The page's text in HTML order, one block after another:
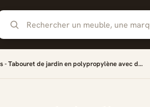
- Tabouret de jardin en polypropylène avec d…